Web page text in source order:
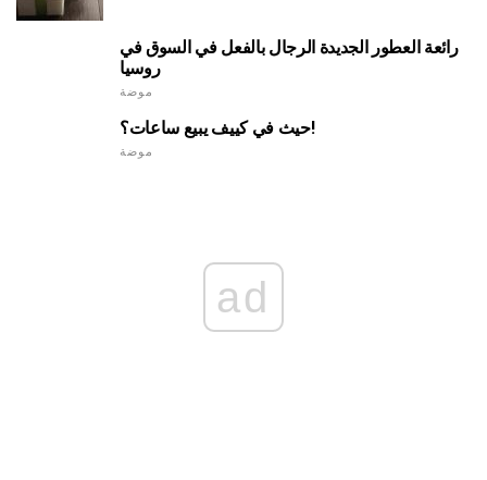
رائعة العطور الجديدة الرجال بالفعل في السوق في
روسيا
موضة
حيث في كييف يبيع ساعات؟!
موضة
ad